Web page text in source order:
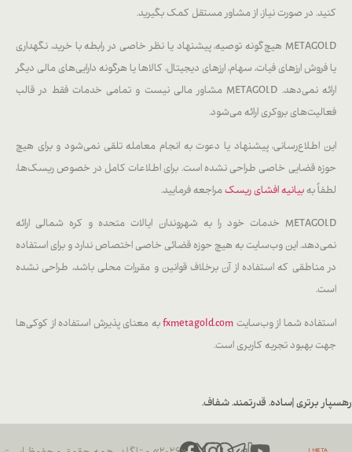
کنید. در صورت نیاز، از مشاور مستقل کمک بگیرید.
METAGOLD هیچ‌گونه توصیه، پیشنهاد یا نظر خاصی در رابطه با خرید، نگهداری
یا فروش ارزهای فیات، سهام، ارزهای دیجیتال، کالاها یا هرگونه دارایی‌های مالی دیگر
ارائه نمی‌دهد. METAGOLD مشاور مالی نیست و تمامی خدمات فقط در قالب
فعالیت‌های بروکری ارائه می‌شود.
این اطلاع‌رسانی، پیشنهاد یا دعوت به انجام معامله تلقی نمی‌شود و برای هیچ
حوزه قضایی خاصی طراحی نشده است. برای اطلاعات کامل در خصوص ریسک‌ها،
لطفاً بهبیانیه افشای ریسک مراجعه فرمایید.
METAGOLD خدمات خود را به شهروندان ایالات متحده و کره شمالی ارائه
نمی‌دهد. این وب‌سایت به هیچ حوزه قضائی خاصی اختصاص ندارد و برای استفاده
در مناطقی که استفاده از آن برخلاف قوانین و مقررات محلی باشد، طراحی نشده
است.
استفاده شما از وب‌سایت fxmetagold.comبه معنای پذیرش استفاده از کوکی‌ها
جهت بهبود تجربه کاربری است.
رهسپار برتری |ساده. قدرتمند. شفاف.